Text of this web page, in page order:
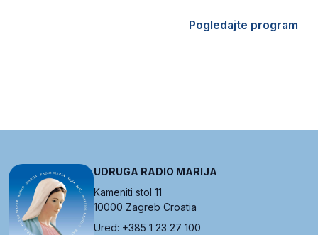
Pogledajte program
UDRUGA RADIO MARIJA
Kameniti stol 11
10000 Zagreb Croatia
Ured: +385 1 23 27 100